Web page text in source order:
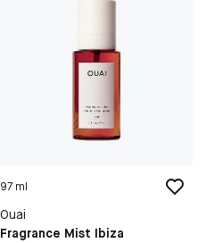
97 ml
Ouai
Fragrance Mist Ibiza